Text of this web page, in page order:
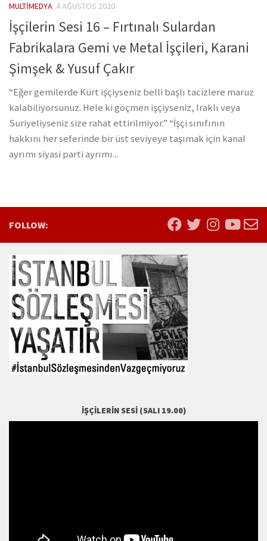
MULTIMEDYA 4 AĞUSTOS 2020
İşçilerin Sesi 16 – Fırtınalı Sulardan
Fabrikalara Gemi ve Metal İşçileri, Karani
Şimşek & Yusuf Çakır
“Eğer gemilerde Kürt işçiyseniz belli başlı tacizlere maruz
kalabiliyorsunuz. Hele ki göçmen işçiyseniz, Iraklı veya
Suriyeliyseniz size rahat ettirilmiyor.” “İşçi sınıfının
hakkını her seferinde bir üst seviyeye taşımak için kanal
ayrımı siyasi parti ayrımı...
FOLLOW:
İŞÇILERIN SESI (SALI 19.00)